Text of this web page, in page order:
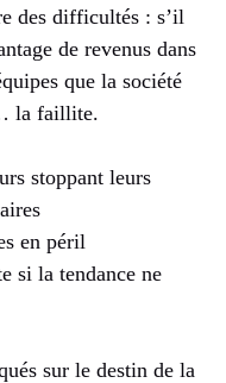
des difficultés : s’il
de revenus dans
que la société
la faillite.
stoppant leurs
en péril
si la tendance ne
sur le destin de la